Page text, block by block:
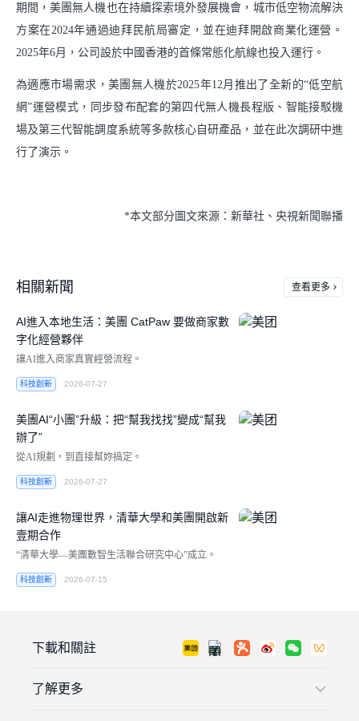
期間，美團無人機也在持續探索境外發展機會，城市低空物流解決
方案在2024年通過迪拜民航局審定，並在迪拜開啟商業化運營。
2025年6月，公司設於中國香港的首條常態化航線也投入運行。
為適應市場需求，美團無人機於2025年12月推出了全新的“低空航
網”運營模式，同步發布配套的第四代無人機長程版、智能接駁機
場及第三代智能調度系統等多款核心自研產品，並在此次調研中進
行了演示。
*本文部分圖文來源：新華社、央視新聞聯播
相關新聞 查看更多
AI進入本地生活：美團 CatPaw 要做商家數
字化經營夥伴
讓AI進入商家真實經營流程。
科技創新 2026-07-27
美團AI“小團”升級：把“幫我找找”變成“幫我
辦了”
從AI規劃，到直接幫妳搞定。
科技創新 2026-07-27
讓AI走進物理世界，清華大學和美團開啟新
壹期合作
“清華大學—美團數智生活聯合研究中心”成立。
科技創新 2026-07-15
了解更多
下載和關註